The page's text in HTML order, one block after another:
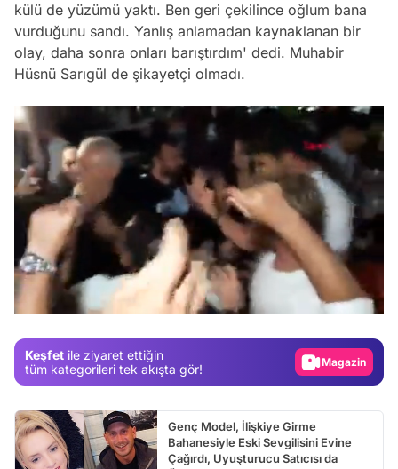
külü de yüzümü yaktı. Ben geri çekilince oğlum bana
vurduğunu sandı. Yanlış anlamadan kaynaklanan bir
olay, daha sonra onları barıştırdım' dedi. Muhabir
Hüsnü Sarıgül de şikayetçi olmadı.
/
Keşfet ile ziyaret ettiğin
tüm kategorileri tek akışta gör!
Video
Test
Magazin
Genç Model, İlişkiye Girme
Bahanesiyle Eski Sevgilisini Evine
Çağırdı, Uyuşturucu Satıcısı da